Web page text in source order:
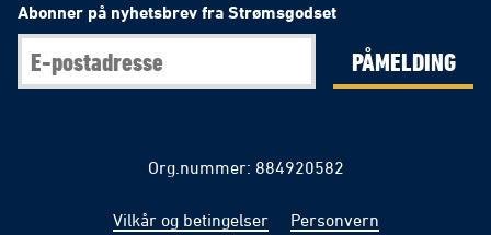
Abonner på nyhetsbrev fra Strømsgodset
PÅMELDING
Org.nummer: 884920582
Vilkår og betingelser Personvern